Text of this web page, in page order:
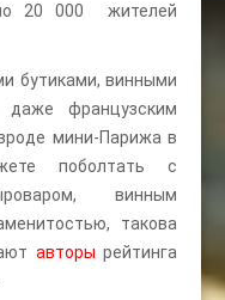
20 000 жителей
бутиками, винными
французским
мини-Парижа в
поболтать с
винным
такова
авторырейтинга